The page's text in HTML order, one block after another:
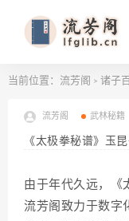
当前位置： 流芳阁 > 诸子
流芳阁 武林秘籍
《太极拳秘谱》玉
由于年代久远，《
流芳阁致力于数字